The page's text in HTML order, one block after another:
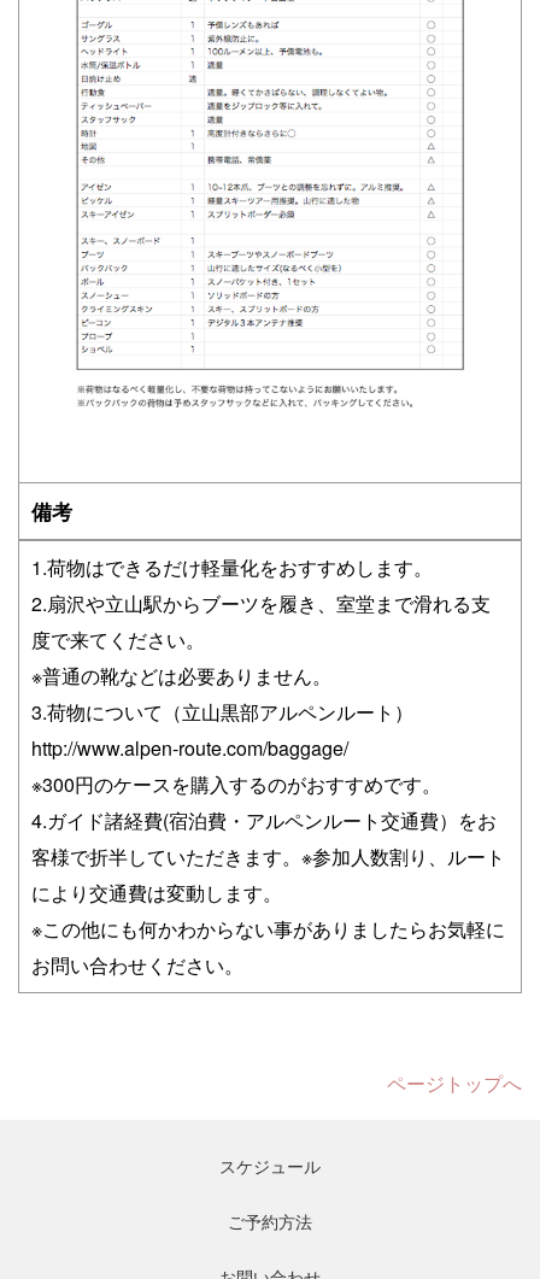
備考
1.荷物はできるだけ軽量化をおすすめします。
2.扇沢や立山駅からブーツを履き、室堂まで滑れる支
度で来てください。
※普通の靴などは必要ありません。
3.荷物について（立山黒部アルペンルート）
http://www.alpen-route.com/baggage/
※300円のケースを購入するのがおすすめです。
4.ガイド諸経費(宿泊費・アルペンルート交通費）をお
客様で折半していただきます。※参加人数割り、ルート
により交通費は変動します。
※この他にも何かわからない事がありましたらお気軽に
お問い合わせください。
ページトップへ
スケジュール
ご予約方法